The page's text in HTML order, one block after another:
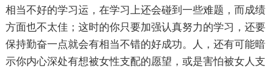
相当不好的学习运，在学习上还会碰到一些难题，而成绩
方面也不太佳；这时的你只要加强认真努力的学习，还要
保持勤奋一点就会有相当不错的好成功。人，还有可能暗
示你内心深处有想被女性支配的愿望，或是害怕被女人支